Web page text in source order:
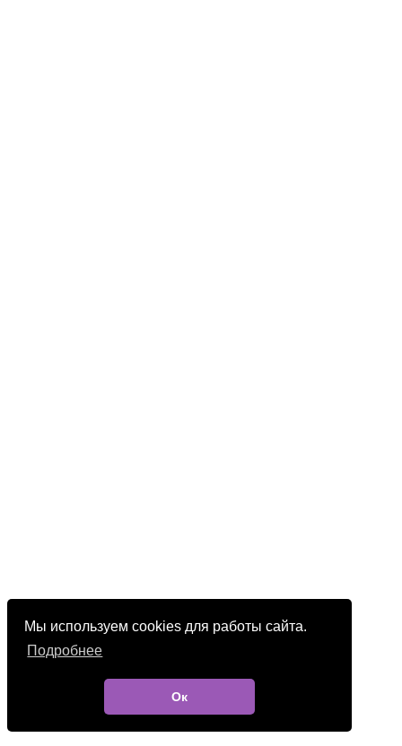
Мы используем cookies для работы сайта.
Подробнее
Ок